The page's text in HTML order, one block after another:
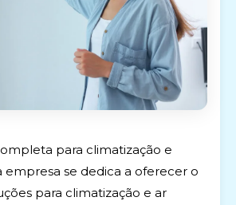
para climatização e
empresa se dedica a oferecer o
para climatização e ar